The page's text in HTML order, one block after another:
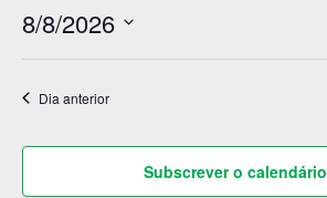
8/8/2026
Selecione
a Dia anterior
Subscrever o calendário